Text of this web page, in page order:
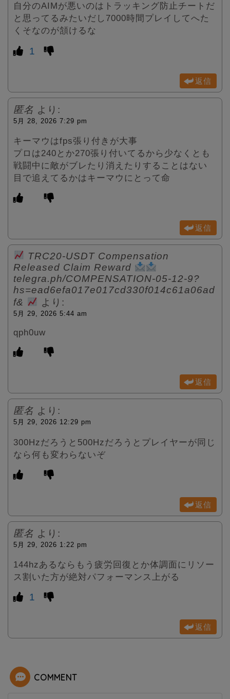
自分のAIMが悪いのはトラッキング防止チートだ
と思ってるみたいだし7000時間プレイしてへた
くそなのが頷けるな
1
返信
匿名 より:
5月 28, 2026 7:29 pm
キーマウはfps張り付きが大事
プロは240とか270張り付いてるから少なくとも
戦闘中に敵がブレたり消えたりすることはない
目で追えてるかはキーマウにとって命
返信
TRC20-USDT Compensation
Released Claim Reward
telegra.ph/COMPENSATION-05-12-9?
hs=ead6efa017e017cd330f014c61a06ad
f&
より:
5月 29, 2026 5:44 am
qph0uw
返信
匿名 より:
5月 29, 2026 12:29 pm
300Hzだろうと500Hzだろうとプレイヤーが同じ
なら何も変わらないぞ
返信
匿名 より:
5月 29, 2026 1:22 pm
144hzあるならもう疲労回復とか体調面にリソー
ス割いた方が絶対パフォーマンス上がる
1
返信
COMMENT